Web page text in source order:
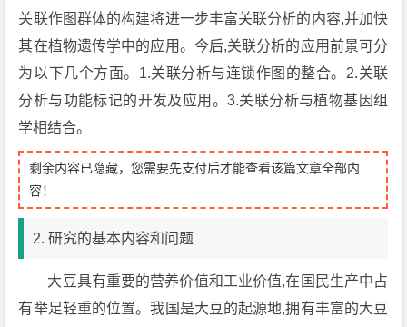
关联作图群体的构建将进一步丰富关联分析的内容,并加快
其在植物遗传学中的应用。今后,关联分析的应用前景可分
为以下几个方面。1.关联分析与连锁作图的整合。2.关联
分析与功能标记的开发及应用。3.关联分析与植物基因组
学相结合。
剩余内容已隐藏，您需要先支付后才能查看该篇文章全部内
容！
2. 研究的基本内容和问题
大豆具有重要的营养价值和工业价值,在国民生产中占
有举足轻重的位置。我国是大豆的起源地,拥有丰富的大豆